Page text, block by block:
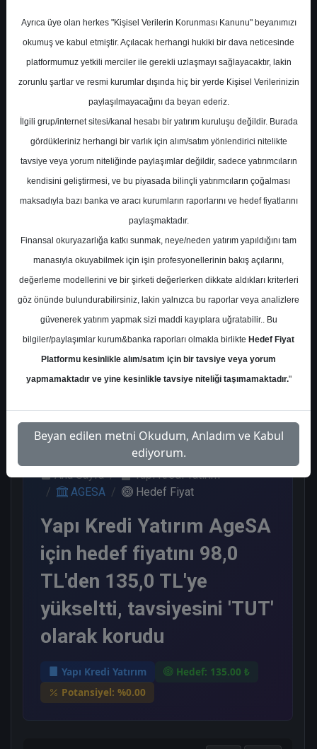
1 0
En Yüksek Tahmin
Ortalama Fiyat Tahmini
Ortalama Getiri Potansiyeli
Kurum Sayısı
8
5 3
Ana Sayfa
Yapı Kredi Yatırım
AGESA
Hedef Fiyat
Yapı Kredi Yatırım AgeSA
için hedef fiyatını 98,0
TL'den 135,0 TL'ye
yükseltti, tavsiyesini 'TUT'
olarak korudu
Yapı Kredi Yatırım
Hedef: 135.00 ₺
Potansiyel: %0.00
Ayrıca üye olan herkes "Kişisel Verilerin Korunması Kanunu" beyanımızı
okumuş ve kabul etmiştir. Açılacak herhangi hukiki bir dava neticesinde
platformumuz yetkili merciler ile gerekli uzlaşmayı sağlayacaktır, lakin
zorunlu şartlar ve resmi kurumlar dışında hiç bir yerde Kişisel Verilerinizin
paylaşılmayacağını da beyan ederiz.
İlgili grup/internet sitesi/kanal hesabı bir yatırım kuruluşu değildir. Burada
gördükleriniz herhangi bir varlık için alım/satım yönlendirici nitelikte
tavsiye veya yorum niteliğinde paylaşımlar değildir, sadece yatırımcıların
kendisini geliştirmesi, ve bu piyasada bilinçli yatırımcıların çoğalması
maksadıyla bazı banka ve aracı kurumların raporlarını ve hedef fiyatlarını
paylaşmaktadır.
Finansal okuryazarlığa katkı sunmak, neye/neden yatırım yapıldığını tam
manasıyla okuyabilmek için işin profesyonellerinin bakış açılarını,
değerleme modellerini ve bir şirketi değerlerken dikkate aldıkları kriterleri
göz önünde bulundurabilirsiniz, lakin yalnızca bu raporlar veya analizlere
güvenerek yatırım yapmak sizi maddi kayıplara uğratabilir.. Bu
bilgiler/paylaşımlar kurum&banka raporları olmakla birlikte Hedef Fiyat
Platformu kesinlikle alım/satım için bir tavsiye veya yorum
yapmamaktadır ve yine kesinlikle tavsiye niteliği taşımamaktadır."
Beyan edilen metni Okudum, Anladım ve Kabul
ediyorum.